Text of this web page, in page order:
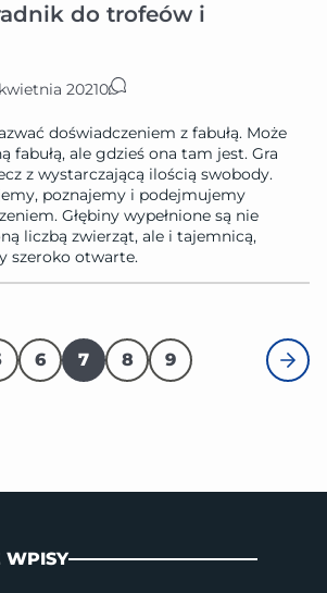
do trofeów i
20210
doświadczeniem z fabułą. Może
fabułą, ale gdzieś ona tam jest. Gra
z wystarczającą ilością swobody.
poznajemy i podejmujemy
Głębiny wypełnione są nie
liczbą zwierząt, ale i tajemnicą,
szeroko otwarte.
6 7 8 9
WPISY